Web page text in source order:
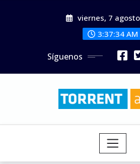
viernes, 7
3:37:35 AM
Síguenos